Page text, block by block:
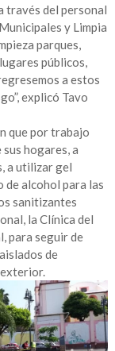
través del personal
y Limpia
parques,
públicos,
a estos
explicó Tavo
que por trabajo
hogares, a
a utilizar gel
alcohol para las
sanitizantes
la Clínica del
para seguir de
de